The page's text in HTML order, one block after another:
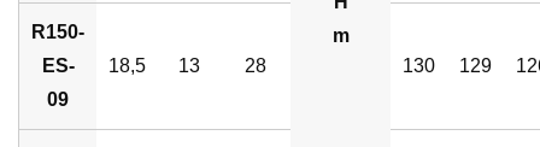
m
R150-
ES-
09
18,5 13 28 130 129